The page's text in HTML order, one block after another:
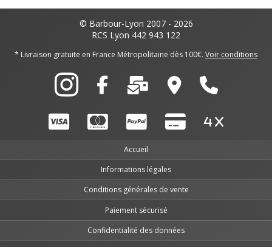
© Barbour-Lyon 2007 - 2026
RCS Lyon 442 943 122
* Livraison gratuite en France Métropolitaine dès 100€. Voir conditions
Accueil
Informations légales
Conditions générales de vente
Paiement sécurisé
Confidentialité des données